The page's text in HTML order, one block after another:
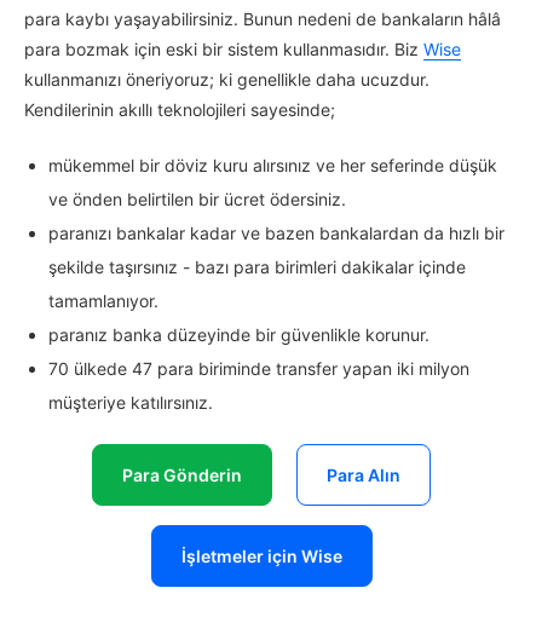
para kaybı yaşayabilirsiniz. Bunun nedeni de bankaların hâlâ
para bozmak için eski bir sistem kullanmasıdır. Biz Wise
kullanmanızı öneriyoruz; ki genellikle daha ucuzdur.
Kendilerinin akıllı teknolojileri sayesinde;
mükemmel bir döviz kuru alırsınız ve her seferinde düşük
ve önden belirtilen bir ücret ödersiniz.
paranızı bankalar kadar ve bazen bankalardan da hızlı bir
şekilde taşırsınız - bazı para birimleri dakikalar içinde
tamamlanıyor.
paranız banka düzeyinde bir güvenlikle korunur.
70 ülkede 47 para biriminde transfer yapan iki milyon
müşteriye katılırsınız.
Para Gönderin Para Alın
İşletmeler için Wise